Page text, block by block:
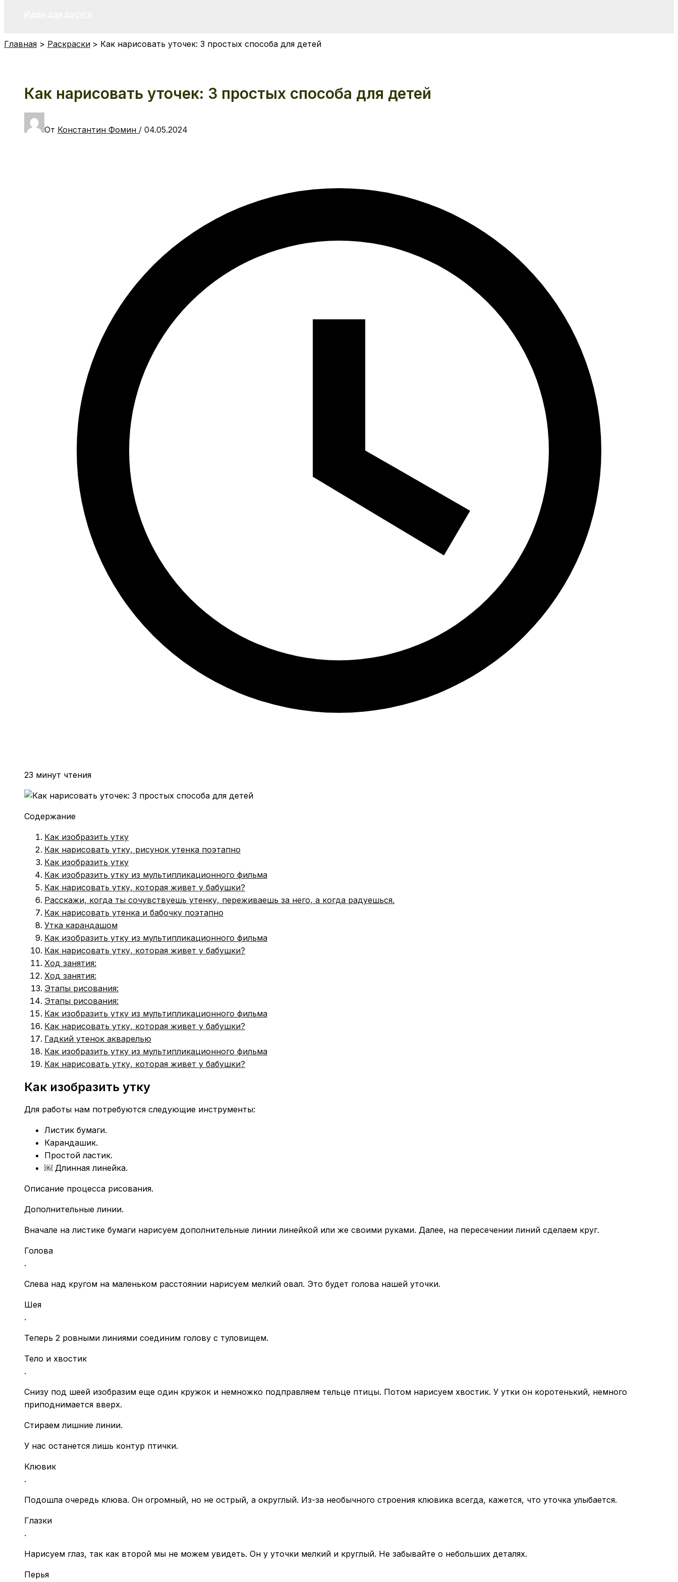
Главная Раскраски Как нарисовать уточек: 3 простых способа для детей
Как нарисовать уточек: 3 простых способа для детей
От Константин Фомин / 04.05.2024
23 минут чтения
Содержание
Как изобразить утку
Как нарисовать утку, рисунок утенка поэтапно
Как изобразить утку
Как изобразить утку из мультипликационного фильма
Как нарисовать утку, которая живет у бабушки?
Расскажи, когда ты сочувствуешь утенку, переживаешь за него, а когда радуешься.
Как нарисовать утенка и бабочку поэтапно
Утка карандашом
Как изобразить утку из мультипликационного фильма
Как нарисовать утку, которая живет у бабушки?
Ход занятия:
Ход занятия:
Этапы рисования:
Этапы рисования:
Как изобразить утку из мультипликационного фильма
Как нарисовать утку, которая живет у бабушки?
Гадкий утенок акварелью
Как изобразить утку из мультипликационного фильма
Как нарисовать утку, которая живет у бабушки?
Как изобразить утку
Для работы нам потребуются следующие инструменты:
Листик бумаги.
Карандашик.
Простой ластик.
￼ Длинная линейка.
Описание процесса рисования.
Дополнительные линии.
Вначале на листике бумаги нарисуем дополнительные линии линейкой или же своими руками. Далее, на пересечении линий сделаем круг.
Голова
.
Слева над кругом на маленьком расстоянии нарисуем мелкий овал. Это будет голова нашей уточки.
Шея
.
Теперь 2 ровными линиями соединим голову с туловищем.
Тело и хвостик
.
Снизу под шеей изобразим еще один кружок и немножко подправляем тельце птицы. Потом нарисуем хвостик. У утки он коротенький, немного
приподнимается вверх.
Стираем лишние линии.
У нас останется лишь контур птички.
Клювик
.
Подошла очередь клюва. Он огромный, но не острый, а округлый. Из-за необычного строения клювика всегда, кажется, что уточка улыбается.
Глазки
.
Нарисуем глаз, так как второй мы не можем увидеть. Он у уточки мелкий и круглый. Не забывайте о небольших деталях.
Перья